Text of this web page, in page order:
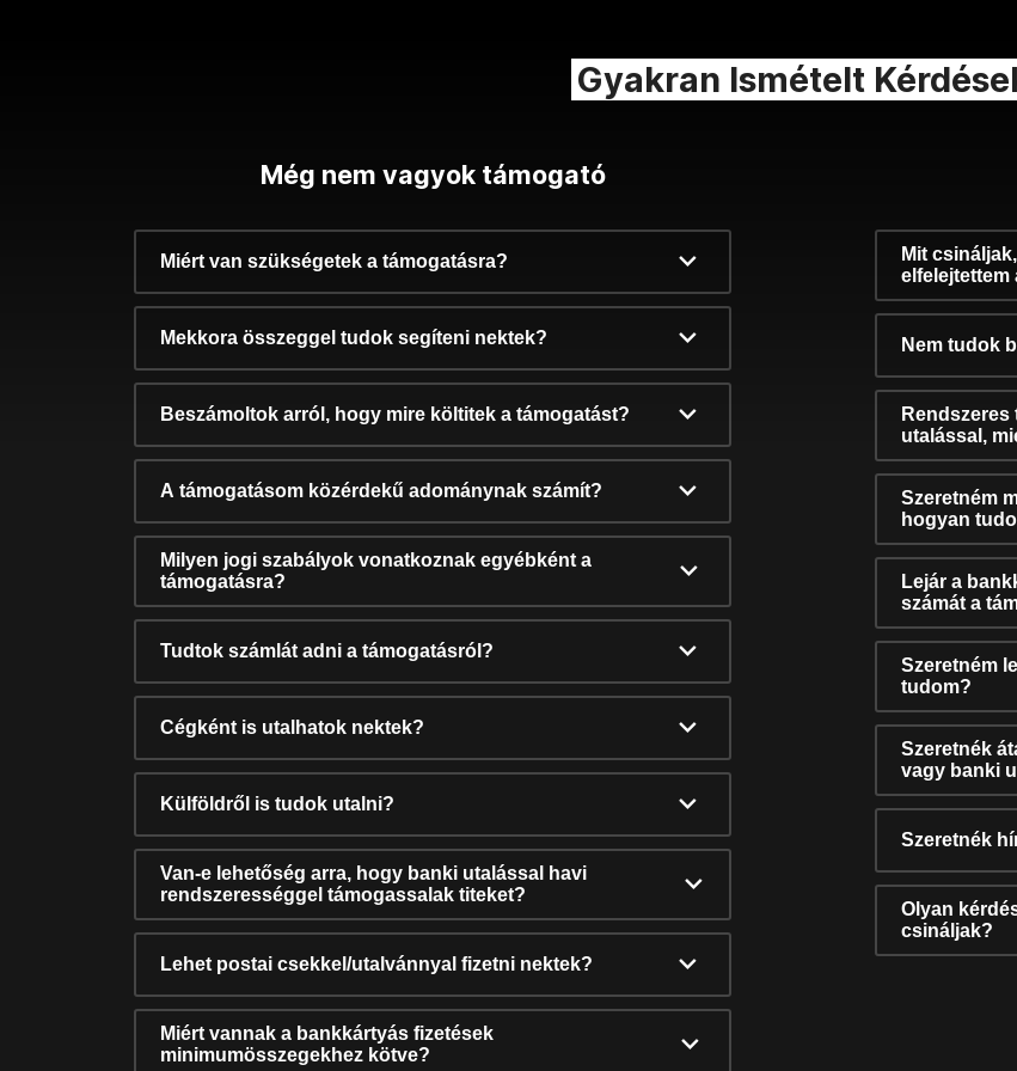
Gyakran Ismételt
Még nem vagyok támogató
Miért van szükségetek a támogatásra?
Mekkora összeggel tudok segíteni nektek?
Beszámoltok arról, hogy mire költitek a támogatást?
A támogatásom közérdekű adománynak számít?
Milyen jogi szabályok vonatkoznak egyébként a
támogatásra?
Tudtok számlát adni a támogatásról?
Cégként is utalhatok nektek?
Külföldről is tudok utalni?
Van-e lehetőség arra, hogy banki utalással havi
rendszerességgel támogassalak titeket?
Lehet postai csekkel/utalvánnyal fizetni nektek?
Miért vannak a bankkártyás fizetések
minimumösszegekhez kötve?
Mit
elfelejtettem
Nem tudok
utalással,
Szeretném
hogyan
Lejár a
számát a
Szeretném
tudom?
Szeretnék
vagy banki
Szeretnék
Olyan
csináljak?